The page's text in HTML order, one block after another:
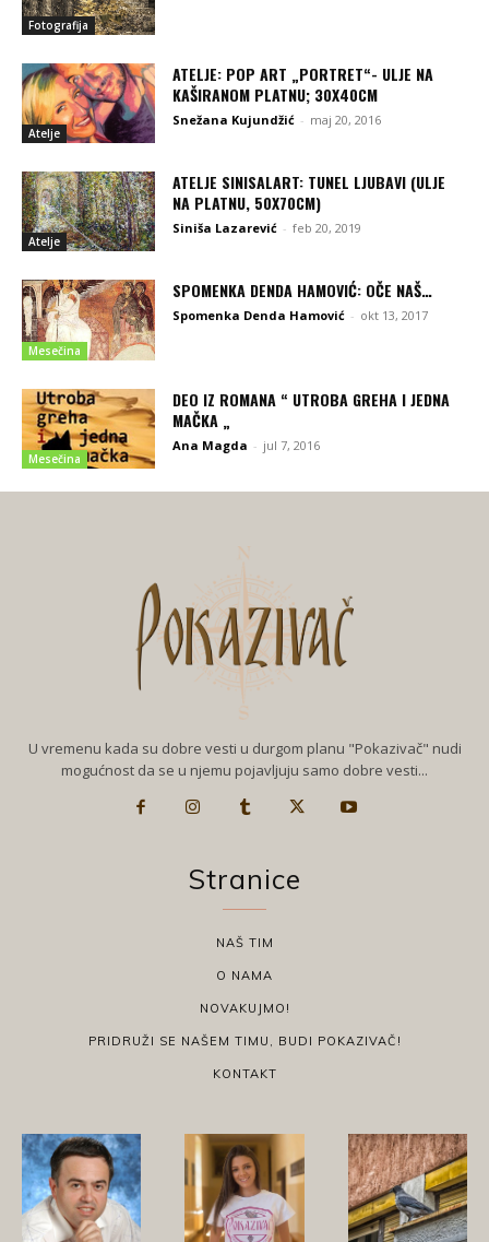
Fotografija
Atelje
ATELJE: POP ART „PORTRET“- ULJE NA
KAŠIRANOM PLATNU; 30X40CM
Snežana Kujundžić - maj 20, 2016
Atelje
ATELJE SINISALART: TUNEL LJUBAVI (ULJE
NA PLATNU, 50X70CM)
Siniša Lazarević - feb 20, 2019
Mesečina
SPOMENKA DENDA HAMOVIĆ: OČE NAŠ…
Spomenka Denda Hamović - okt 13, 2017
Mesečina
DEO IZ ROMANA “ UTROBA GREHA I JEDNA
MAČKA „
Ana Magda - jul 7, 2016
U vremenu kada su dobre vesti u durgom planu "Pokazivač" nudi
mogućnost da se u njemu pojavljuju samo dobre vesti...
Stranice
NAŠ TIM
O NAMA
NOVAKUJMO!
PRIDRUŽI SE NAŠEM TIMU, BUDI POKAZIVAČ!
KONTAKT